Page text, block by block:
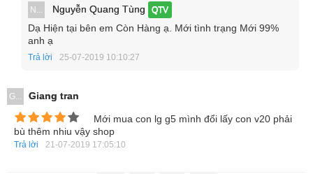
N... Nguyễn Quang Tùng QTV
Dạ Hiện tại bên em Còn Hàng ạ. Mới tình trạng Mới 99%
anh ạ
Trả lời 25-07-2019 10:10:27
G... Giang tran
Mới mua con lg g5 mình đổi lấy con v20 phải
bù thêm nhiu vậy shop
Trả lời 21-07-2019 17:05:10